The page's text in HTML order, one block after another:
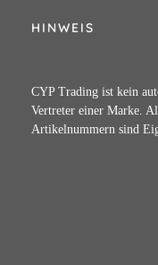
HINWEIS
CYP Trading ist kein
Vertreter einer Marke.
Artikelnummern sind